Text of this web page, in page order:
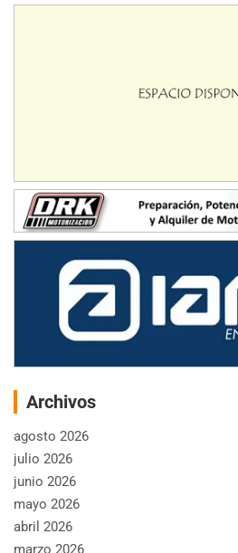
Archivos
agosto 2026
julio 2026
junio 2026
mayo 2026
abril 2026
marzo 2026